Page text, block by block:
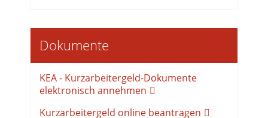
Dokumente
KEA - Kurzarbeitergeld-Dokumente
elektronisch annehmen
Kurzarbeitergeld online beantragen